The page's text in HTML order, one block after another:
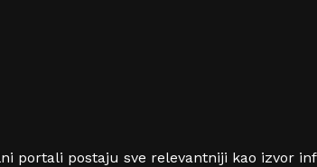
portali postaju sve relevantniji kao izvor